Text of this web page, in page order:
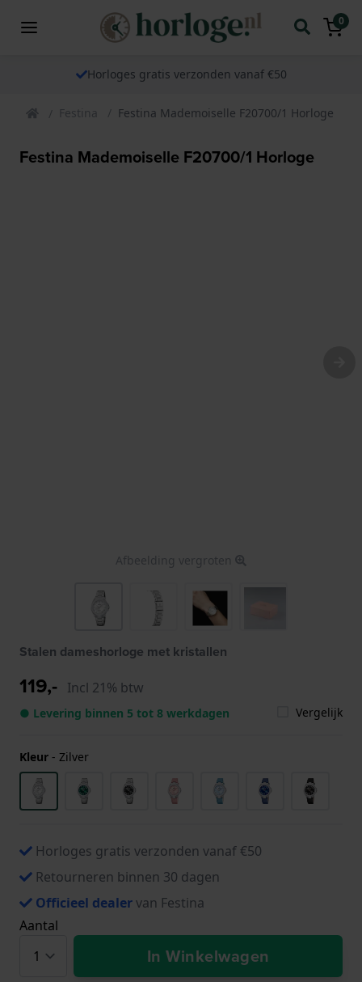
0
Horloges gratis verzonden vanaf €50
Festina Festina Mademoiselle F20700/1 Horloge
Festina Mademoiselle F20700/1 Horloge
Afbeelding vergroten
Stalen dameshorloge met kristallen
119,- Incl 21% btw
● Levering binnen 5 tot 8 werkdagen Vergelijk
Kleur - Zilver
Horloges gratis verzonden vanaf €50
Retourneren binnen 30 dagen
Officieel dealervan Festina
Aantal
In Winkelwagen